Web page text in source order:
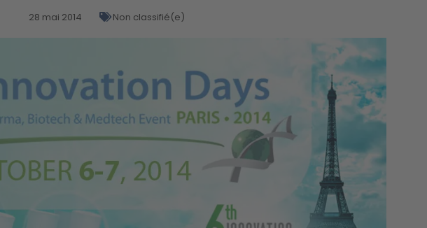
28 mai 2014 Non classifié(e)